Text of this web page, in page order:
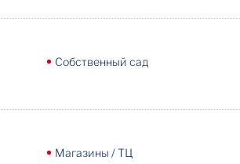
Собственный сад
Магазины / ТЦ